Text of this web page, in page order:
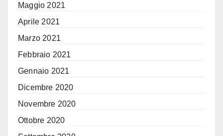
Maggio 2021
Aprile 2021
Marzo 2021
Febbraio 2021
Gennaio 2021
Dicembre 2020
Novembre 2020
Ottobre 2020